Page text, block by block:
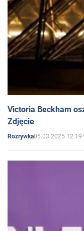
Victoria Beckham
Zdjęcie
Rozrywka05.03.2025 12:19